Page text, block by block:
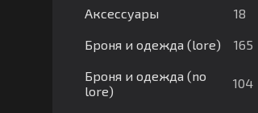
Аксессуары 18
Броня и одежда (lore) 165
Броня и одежда (no
lore)
104